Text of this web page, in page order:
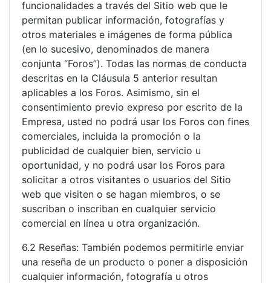
funcionalidades a través del Sitio web que le
permitan publicar información, fotografías y
otros materiales e imágenes de forma pública
(en lo sucesivo, denominados de manera
conjunta “Foros”). Todas las normas de conducta
descritas en la Cláusula 5 anterior resultan
aplicables a los Foros. Asimismo, sin el
consentimiento previo expreso por escrito de la
Empresa, usted no podrá usar los Foros con fines
comerciales, incluida la promoción o la
publicidad de cualquier bien, servicio u
oportunidad, y no podrá usar los Foros para
solicitar a otros visitantes o usuarios del Sitio
web que visiten o se hagan miembros, o se
suscriban o inscriban en cualquier servicio
comercial en línea u otra organización.
6.2 Reseñas: También podemos permitirle enviar
una reseña de un producto o poner a disposición
cualquier información, fotografía u otros